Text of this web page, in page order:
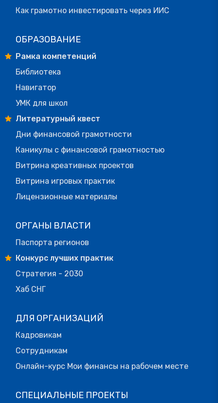
Как грамотно инвестировать через ИИС
ОБРАЗОВАНИЕ
Рамка компетенций
Библиотека
Навигатор
УМК для школ
Литературный квест
Дни финансовой грамотности
Каникулы с финансовой грамотностью
Витрина креативных проектов
Витрина игровых практик
Лицензионные материалы
ОРГАНЫ ВЛАСТИ
Паспорта регионов
Конкурс лучших практик
Стратегия - 2030
Хаб СНГ
ДЛЯ ОРГАНИЗАЦИЙ
Кадровикам
Сотрудникам
Онлайн-курс Мои финансы на рабочем месте
СПЕЦИАЛЬНЫЕ ПРОЕКТЫ